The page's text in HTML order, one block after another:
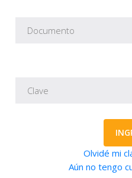
Olvidé mi
Aún no tengo